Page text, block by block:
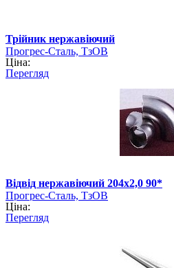
Трійник нержавіючий
Прогрес-Сталь, ТзОВ
Ціна:
Перегляд
Відвід нержавіючий 204х2,0 90*
Прогрес-Сталь, ТзОВ
Ціна:
Перегляд